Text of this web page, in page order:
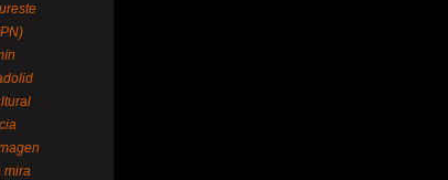
mira